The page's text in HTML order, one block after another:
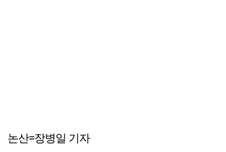
논산=장병일 기자